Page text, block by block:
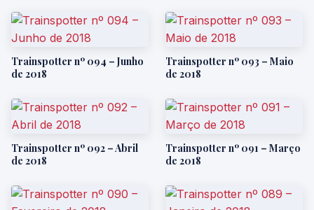
Trainspotter nº 094 – Junho
de 2018
Trainspotter nº 093 – Maio
de 2018
Trainspotter nº 092 – Abril
de 2018
Trainspotter nº 091 – Março
de 2018